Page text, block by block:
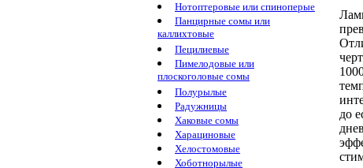
Нотоптеровые или спиноперые
Панцирные сомы или
каллихтовые
Пецилиевые
Пимелодовые или
плоскоголовые сомы
Полурылые
Радужницы
Хаковые сомы
Харациновые
Хелостомовые
Хоботнорылые
до